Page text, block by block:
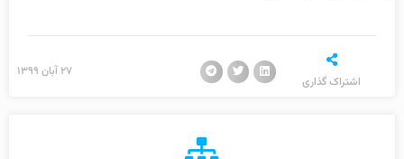
اشتراک گذاری
۲۷ آبان ۱۳۹۹